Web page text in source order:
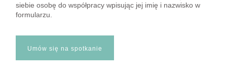
siebie osobę do współpracy wpisując jej imię i nazwisko w
formularzu.
Umów się na spotkanie